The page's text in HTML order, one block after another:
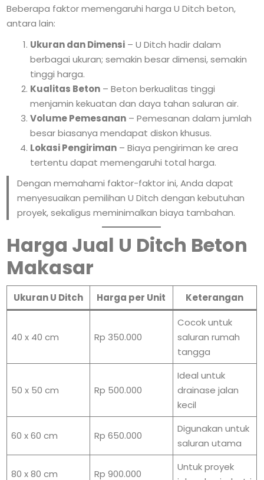
Beberapa faktor memengaruhi harga U Ditch beton,
antara lain:
Ukuran dan Dimensi– U Ditch hadir dalam
berbagai ukuran; semakin besar dimensi, semakin
tinggi harga.
Kualitas Beton– Beton berkualitas tinggi
menjamin kekuatan dan daya tahan saluran air.
Volume Pemesanan– Pemesanan dalam jumlah
besar biasanya mendapat diskon khusus.
Lokasi Pengiriman– Biaya pengiriman ke area
tertentu dapat memengaruhi total harga.
Dengan memahami faktor-faktor ini, Anda dapat
menyesuaikan pemilihan U Ditch dengan kebutuhan
proyek, sekaligus meminimalkan biaya tambahan.
Harga Jual U Ditch Beton
Makasar
Ukuran U Ditch Harga per Unit Keterangan
40 x 40 cm Rp 350.000
Cocok untuk
saluran rumah
tangga
50 x 50 cm Rp 500.000
Ideal untuk
drainase jalan
kecil
60 x 60 cm Rp 650.000
Digunakan untuk
saluran utama
80 x 80 cm Rp 900.000
Untuk proyek